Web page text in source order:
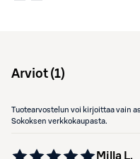
Arviot (1)
Tuotearvostelun voi kirjoittaa vain
Sokoksen verkkokaupasta.
Milla L.